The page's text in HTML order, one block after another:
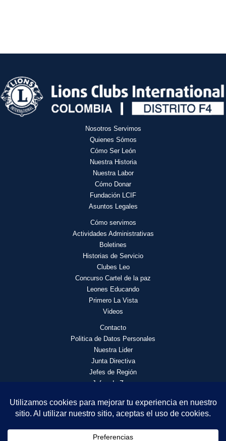
Nosotros Servimos
Quienes Sómos
Cómo Ser León
Nuestra Historia
Nuestra Labor
Cómo Donar
Fundación LCIF
Asuntos Legales
Cómo servimos
Actividades Administrativas
Boletines
Historias de Servicio
Clubes Leo
Concurso Cartel de la paz
Leones Educando
Primero La Vista
Videos
Contacto
Politica de Datos Personales
Nuestra Lider
Junta Directiva
Jefes de Región
Jefes de Zona
© 2026 Asociación de Clubes de Leones Distrito F4 | Todos los